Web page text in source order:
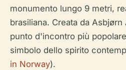
monumento lungo 9 metri,
brasiliana. Creata da
punto d'incontro più
simbolo dello spirito
in Norway).